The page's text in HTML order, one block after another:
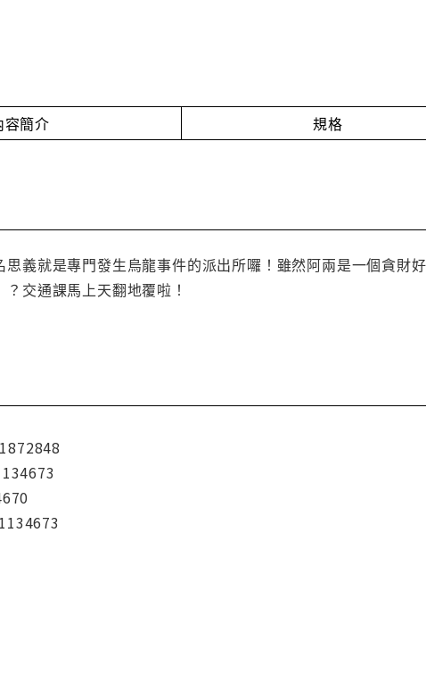
容簡介 規格
思義就是專門發生烏龍事件的派出所囉！雖然阿兩是一個貪
交通課馬上天翻地覆啦！